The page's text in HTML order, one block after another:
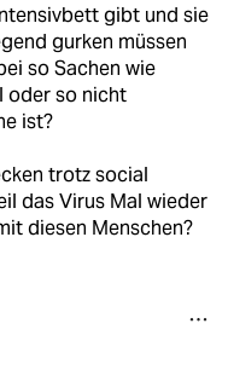
gibt und sie
gurken müssen
so Sachen wie
oder so nicht
ist?
trotz social
das Virus Mal wieder
diesen Menschen?